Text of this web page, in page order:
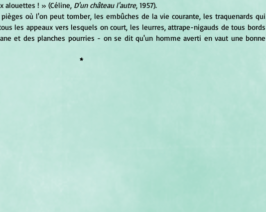
alouettes ! » (Céline, D'un château l'autre, 1957).
les appeaux vers lesquels on court, les leurres, attrape-nigauds de tous bords
et des planches pourries - on se dit qu'un homme averti en vaut une bonne
*